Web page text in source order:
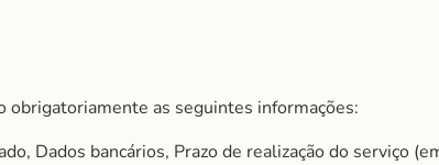
obrigatoriamente as seguintes informações:
Dados bancários, Prazo de realização do serviço